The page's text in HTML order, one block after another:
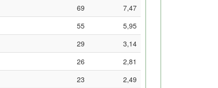
69
7,47
55
5,95
29
3,14
26
2,81
23
2,49